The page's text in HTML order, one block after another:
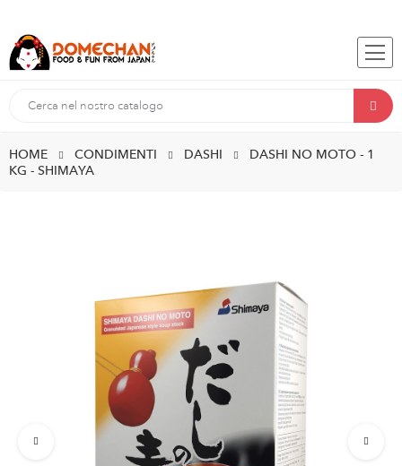
HOME CONDIMENTI DASHI
DASHI NO MOTO - 1
KG - SHIMAYA